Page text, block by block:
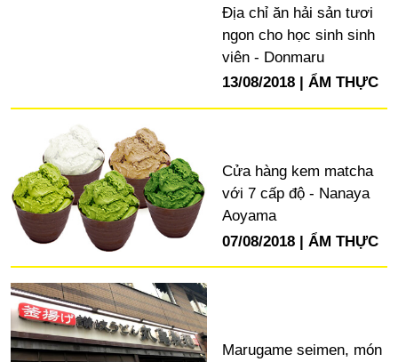
Địa chỉ ăn hải sản tươi
ngon cho học sinh sinh
viên - Donmaru
13/08/2018
ẨM THỰC
Cửa hàng kem matcha
với 7 cấp độ - Nanaya
Aoyama
07/08/2018
ẨM THỰC
Marugame seimen, món